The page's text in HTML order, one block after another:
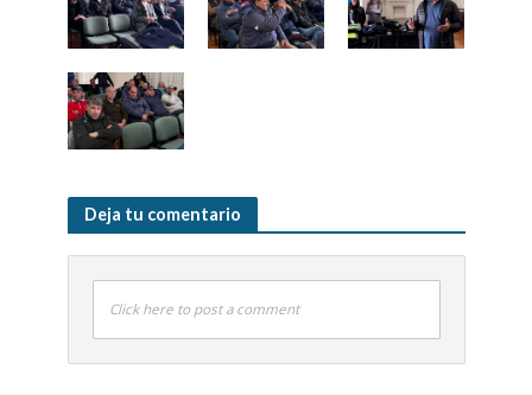
Deja tu comentario
Click here to post a comment